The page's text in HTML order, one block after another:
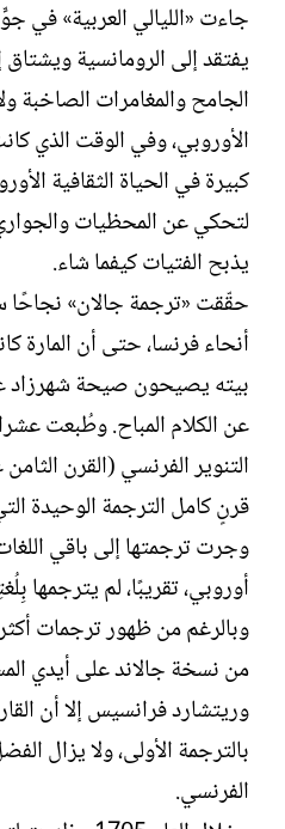
جاءت «الليالي العربية» في
يفتقد إلى الرومانسية ويشتاق
الجامح والمغامرات الصاخبة
الأوروبي، وفي الوقت الذي
كبيرة في الحياة الثقافية
لتحكي عن المحظيات
يذبح الفتيات كيفما شاء.
حقّقت «ترجمة جالان»
أنحاء فرنسا، حتى أن المارة
بيته يصيحون صيحة شهرزاد
عن الكلام المباح. وطُبعت
التنوير الفرنسي (القرن
قرنٍ كامل الترجمة الوحيدة
وجرت ترجمتها إلى باقي
أوروبي، تقريبًا، لم يترجمها
وبالرغم من ظهور ترجمات أكثر
من نسخة جالاند على أيدي
وريتشارد فرانسيس إلا أن
بالترجمة الأولى، ولا يزال
الفرنسي.